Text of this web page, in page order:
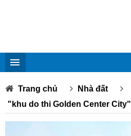
Trang chủ
Nhà đất
"khu do thi Golden Center City"